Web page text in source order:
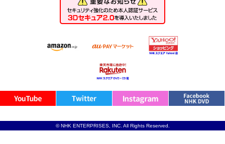
© NHK ENTERPRISES, INC. All Rights Reserved.